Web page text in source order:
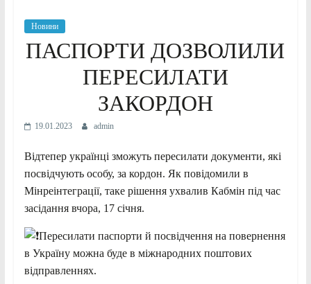
Новини
ПАСПОРТИ ДОЗВОЛИЛИ
ПЕРЕСИЛАТИ
ЗАКОРДОН
19.01.2023 admin
Відтепер українці зможуть пересилати документи, які
посвідчують особу, за кордон. Як повідомили в
Мінреінтеграції, таке рішення ухвалив Кабмін під час
засідання вчора, 17 січня.
Пересилати паспорти й посвідчення на повернення
в Україну можна буде в міжнародних поштових
відправленнях.